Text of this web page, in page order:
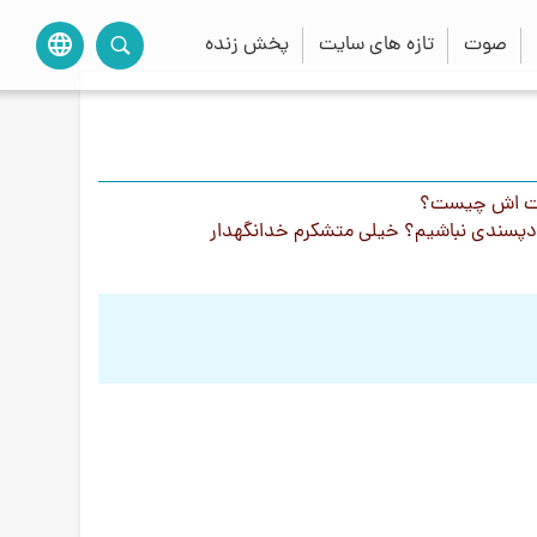
صوت تازه های سایت پخش زنده language
اش چيست؟
نباشيم؟ خيلی متشكرم خدانگهدار